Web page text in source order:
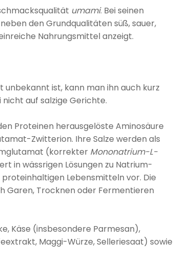
umami. Bei seinen
den Grundqualitäten süß, sauer,
Nahrungsmittel anzeigt.
ist, kann man ihn auch kurz
auf salzige Gerichte.
Proteinen herausgelöste Aminosäure
Zwitterion. Ihre Salze werden als
(korrekter Mononatrium-L-
in wässrigen Lösungen zu Natrium-
Lebensmitteln vor. Die
Garen, Trocknen oder Fermentieren
Käse (insbesondere Parmesan),
Maggi-Würze, Selleriesaat) sowie